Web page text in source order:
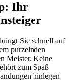
Ihr
Sie schnell auf
purzelnden
Meister. Keine
zum Spaß
hinlegen